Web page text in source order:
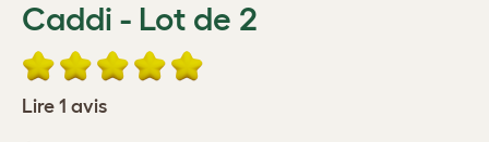
Caddi - Lot de 2
Lire 1 avis